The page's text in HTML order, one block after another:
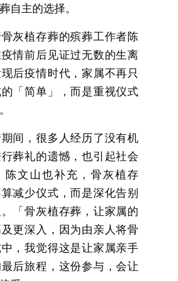
自主的选择。
灰植存葬的殡葬工作者陈
情前后见证过无数的生离
后疫情时代，家属不再只
「简单」，而是重视仪式
期间，很多人经历了没有机
葬礼的遗憾，也引起社会
陈文山也补充，骨灰植存
减少仪式，而是深化告别
「骨灰植存葬，让家属的
更深入，因为由亲人将骨
，我觉得这是让家属亲手
后旅程，这份参与，会让